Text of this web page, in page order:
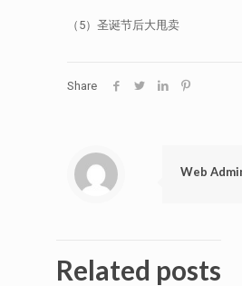
（5）圣诞节后大甩卖
Share
Web
Related posts